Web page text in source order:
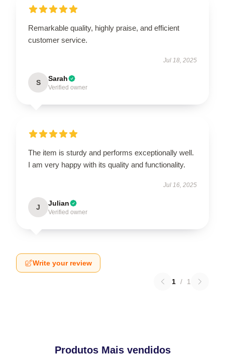
Remarkable quality, highly praise, and efficient
customer service.
Jul 18, 2025
S Sarah
Verified owner
The item is sturdy and performs exceptionally well.
I am very happy with its quality and functionality.
Jul 16, 2025
J Julian
Verified owner
Write your review
1 / 1
Produtos Mais vendidos